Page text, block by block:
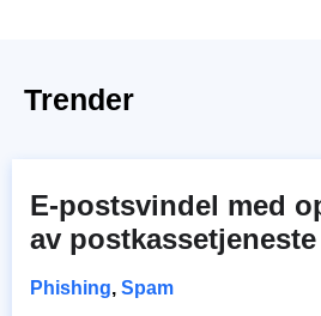
Trender
E-postsvindel med
av postkassetjeneste
Phishing, Spam